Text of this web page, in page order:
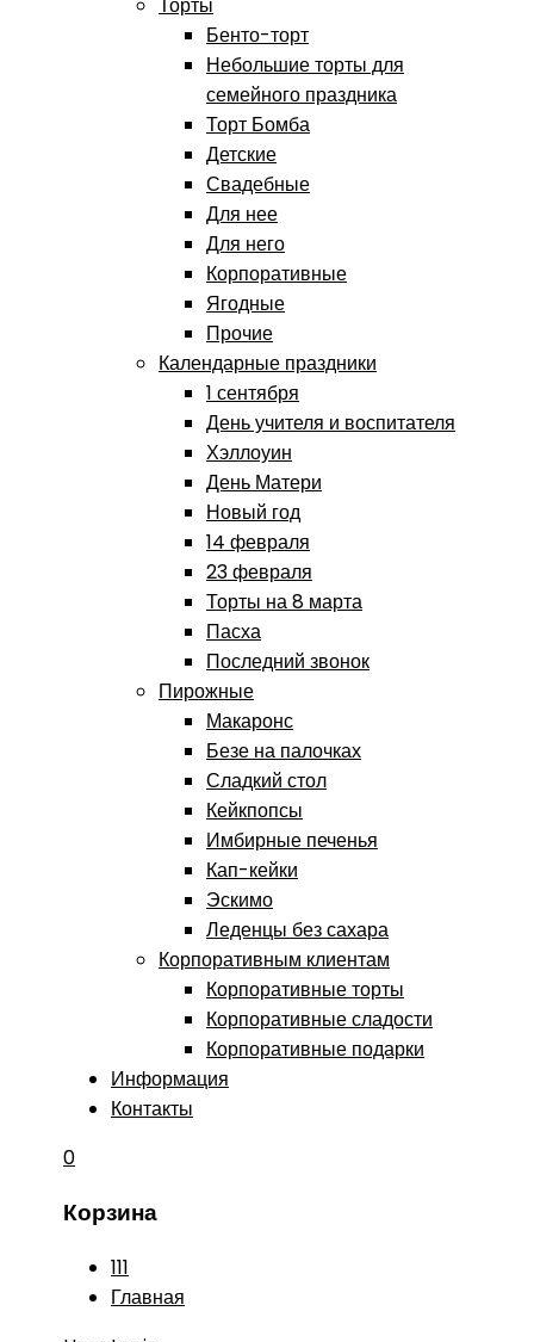
Торты
Бенто-торт
Небольшие торты для
семейного праздника
Торт Бомба
Детские
Свадебные
Для нее
Для него
Корпоративные
Ягодные
Прочие
Календарные праздники
1 сентября
День учителя и воспитателя
Хэллоуин
День Матери
Новый год
14 февраля
23 февраля
Торты на 8 марта
Пасха
Последний звонок
Пирожные
Макаронс
Безе на палочках
Сладкий стол
Кейкпопсы
Имбирные печенья
Кап-кейки
Эскимо
Леденцы без сахара
Корпоративным клиентам
Корпоративные торты
Корпоративные сладости
Корпоративные подарки
Информация
Контакты
0
Корзина
111
Главная